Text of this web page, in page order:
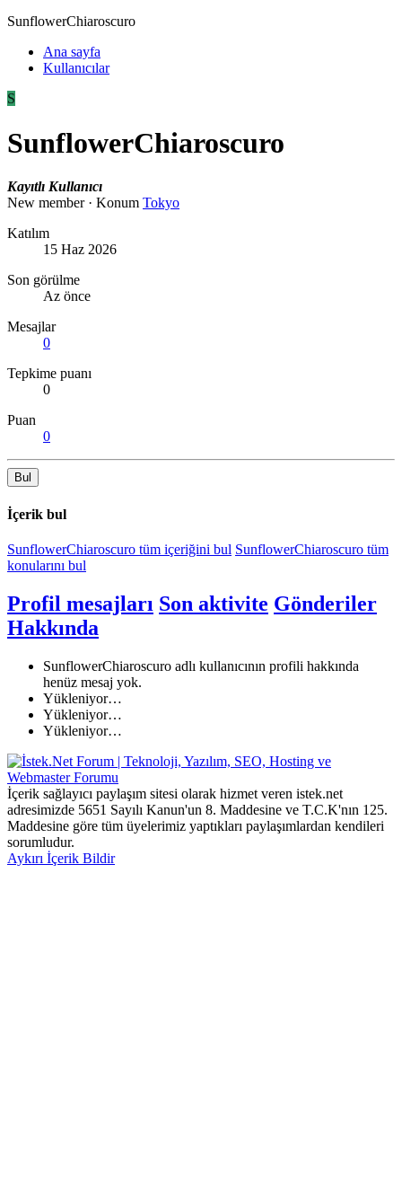
SunflowerChiaroscuro
Ana sayfa
Kullanıcılar
S
SunflowerChiaroscuro
Kayıtlı Kullanıcı
New member · Konum Tokyo
Katılım
15 Haz 2026
Son görülme
Az önce
Mesajlar
0
Tepkime puanı
0
Puan
0
Bul
İçerik bul
SunflowerChiaroscuro tüm içeriğini bul SunflowerChiaroscuro tüm
konularını bul
Profil mesajları Son aktivite Gönderiler
Hakkında
SunflowerChiaroscuro adlı kullanıcının profili hakkında
henüz mesaj yok.
Yükleniyor…
Yükleniyor…
Yükleniyor…
İçerik sağlayıcı paylaşım sitesi olarak hizmet veren istek.net
adresimizde 5651 Sayılı Kanun'un 8. Maddesine ve T.C.K'nın 125.
Maddesine göre tüm üyelerimiz yaptıkları paylaşımlardan kendileri
sorumludur.
Aykırı İçerik Bildir